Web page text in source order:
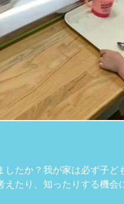
たか？我が家は必ず子ど
たり、知ったりする機会